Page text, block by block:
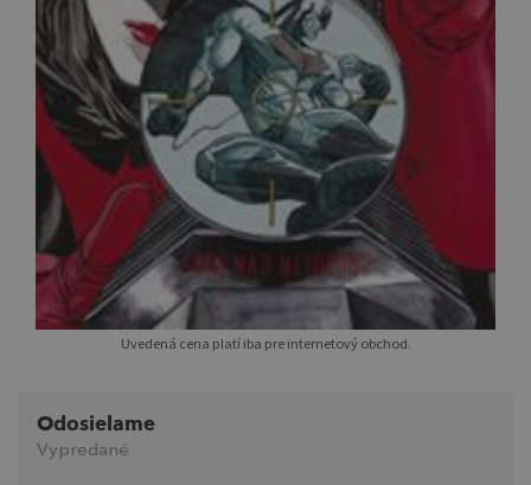
Uvedená cena platí iba pre internetový obchod.
Odosielame
Vypredané